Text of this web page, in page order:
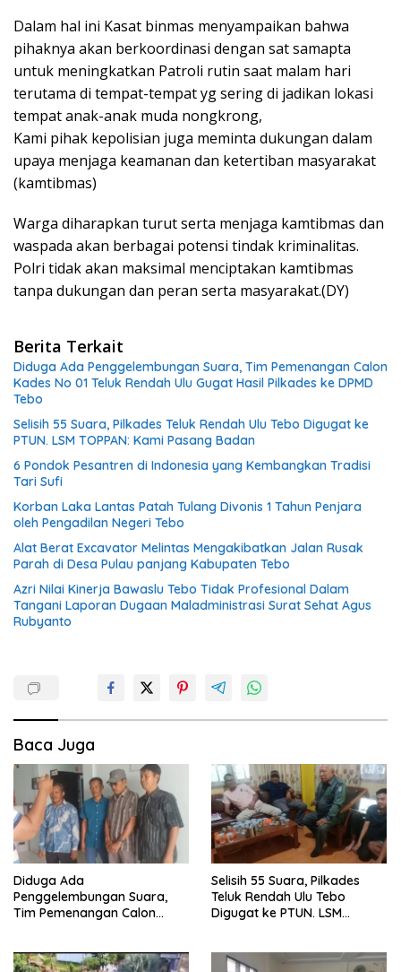
Dalam hal ini Kasat binmas menyampaikan bahwa
pihaknya akan berkoordinasi dengan sat samapta
untuk meningkatkan Patroli rutin saat malam hari
terutama di tempat-tempat yg sering di jadikan lokasi
tempat anak-anak muda nongkrong,
Kami pihak kepolisian juga meminta dukungan dalam
upaya menjaga keamanan dan ketertiban masyarakat
(kamtibmas)
Warga diharapkan turut serta menjaga kamtibmas dan
waspada akan berbagai potensi tindak kriminalitas.
Polri tidak akan maksimal menciptakan kamtibmas
tanpa dukungan dan peran serta masyarakat.(DY)
Berita Terkait
Diduga Ada Penggelembungan Suara, Tim Pemenangan Calon
Kades No 01 Teluk Rendah Ulu Gugat Hasil Pilkades ke DPMD
Tebo
Selisih 55 Suara, Pilkades Teluk Rendah Ulu Tebo Digugat ke
PTUN. LSM TOPPAN: Kami Pasang Badan
6 Pondok Pesantren di Indonesia yang Kembangkan Tradisi
Tari Sufi
Korban Laka Lantas Patah Tulang Divonis 1 Tahun Penjara
oleh Pengadilan Negeri Tebo
Alat Berat Excavator Melintas Mengakibatkan Jalan Rusak
Parah di Desa Pulau panjang Kabupaten Tebo
Azri Nilai Kinerja Bawaslu Tebo Tidak Profesional Dalam
Tangani Laporan Dugaan Maladministrasi Surat Sehat Agus
Rubyanto
Baca Juga
Diduga Ada
Penggelembungan Suara,
Tim Pemenangan Calon
DPMD Tebo
Selisih 55 Suara, Pilkades
Teluk Rendah Ulu Tebo
Digugat ke PTUN. LSM